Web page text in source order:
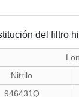
del filtro
Nitrilo
946431Q